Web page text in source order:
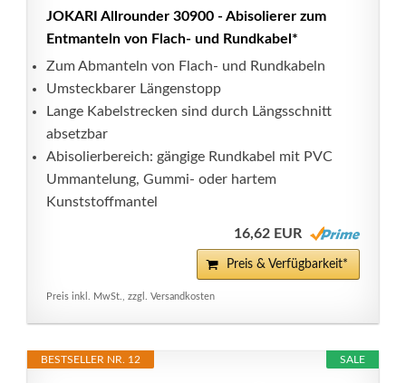
JOKARI Allrounder 30900 - Abisolierer zum
Entmanteln von Flach- und Rundkabel*
Zum Abmanteln von Flach- und Rundkabeln
Umsteckbarer Längenstopp
Lange Kabelstrecken sind durch Längsschnitt
absetzbar
Abisolierbereich: gängige Rundkabel mit PVC
Ummantelung, Gummi- oder hartem
Kunststoffmantel
16,62 EUR
Preis & Verfügbarkeit*
Preis inkl. MwSt., zzgl. Versandkosten
SALE
BESTSELLER NR. 12